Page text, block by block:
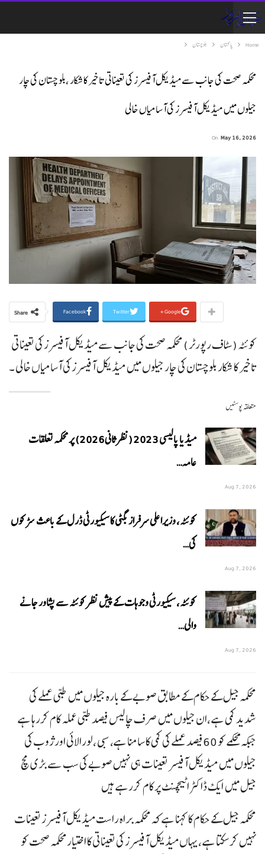
Home پاکستان بلوچستان
محکمہ صحت کی جانب سے میڈیکل آفیسرز کی تعیناتی تاخیر کا شکار ،بلوچستان کی چار
جیلوں میں میڈیکل آفیسرز کی آسامیاں خالی
On May 16, 2026
Share Facebook Twitter Google+
کوئٹہ (سٹاف رپورٹر ) محکمہ صحت کی جانب سے میڈیکل آفیسرز کی تعیناتی
تاخیر کا شکار بلوچستان کی چار جیلوں میں میڈیکل آفیسرز کی آسامیاں خالی ۔
متعلقہ پوسٹیں
میڈیا پالیسی 2023 (نظرثانی 2026) پر محکمہ تعلقات
عامہ…
Aug 7, 2026
کوئٹہ، وزیراعلی سرفراز بگٹی کا سیکیورٹی ڈرل کے باعث سڑکوں
کی…
Aug 7, 2026
کوئٹہ، سیکیورٹی وجوہات کے پیش نظر کوئٹہ سے پشاور جانے
والی…
Aug 7, 2026
محکمہ جیل کے حکام کے مطابق صوبے کے بارہ جیلوں میں طبی عملے کی
شدید کمی ہے ،ان جیلوں میں صرف چالیس فیصد طبی عملہ کام کررہا ہے
جبکہ محکمے کو 60فیصد عملے کی کمی کا سامنا ہے، سبی ،لورالائی اور ژوب کی
جیلوں میں میڈیکل آفیسر تعینات ہی نہیں صوبے کی سب سے بڑی مچ
جیل میں ایک ڈاکٹر اٹیچمنٹ پر کام کررہے ہیں
محکمہ جیل کے حکام کا کہنا ہے کہ محکمہ براہ راست میڈیکل آفیسرز تعینات
نہیں کرسکتا ہے ،یہاں میڈیکل آفیسرز کی تعیناتی کا اختیارمحکمہ صحت کو